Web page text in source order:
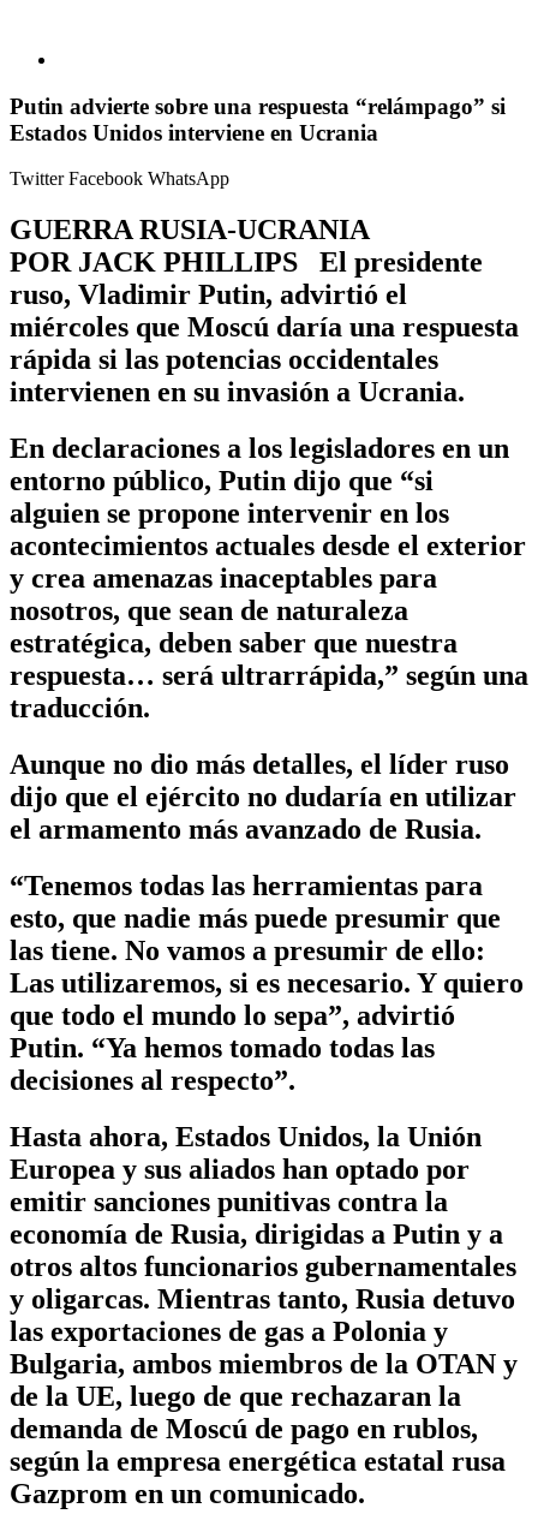
Putin advierte sobre una respuesta “relámpago” si
Estados Unidos interviene en Ucrania
TwitterFacebook WhatsApp
GUERRA RUSIA-UCRANIA
POR JACK PHILLIPS El presidente
ruso, Vladimir Putin, advirtió el
miércoles que Moscú daría una respuesta
rápida si las potencias occidentales
intervienen en su invasión a Ucrania.
En declaraciones a los legisladores en un
entorno público, Putin dijo que “si
alguien se propone intervenir en los
acontecimientos actuales desde el exterior
y crea amenazas inaceptables para
nosotros, que sean de naturaleza
estratégica, deben saber que nuestra
respuesta… será ultrarrápida,” según una
traducción.
Aunque no dio más detalles, el líder ruso
dijo que el ejército no dudaría en utilizar
el armamento más avanzado de Rusia.
“Tenemos todas las herramientas para
esto, que nadie más puede presumir que
las tiene. No vamos a presumir de ello:
Las utilizaremos, si es necesario. Y quiero
que todo el mundo lo sepa”, advirtió
Putin. “Ya hemos tomado todas las
decisiones al respecto”.
Hasta ahora, Estados Unidos, la Unión
Europea y sus aliados han optado por
emitir sanciones punitivas contra la
economía de Rusia, dirigidas a Putin y a
otros altos funcionarios gubernamentales
y oligarcas. Mientras tanto, Rusia detuvo
las exportaciones de gas a Polonia y
Bulgaria, ambos miembros de la OTAN y
de la UE, luego de que rechazaran la
demanda de Moscú de pago en rublos,
según la empresa energética estatal rusa
Gazprom en un comunicado.